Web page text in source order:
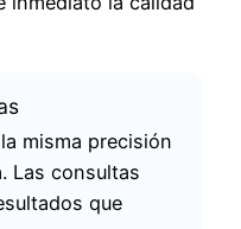
misma precisión
Las consultas
que